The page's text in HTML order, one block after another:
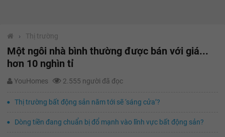
› Thị trường
Một ngôi nhà bình thường được bán với giá...
hơn 10 nghìn tỉ
YouHomes 2.555 người đã đọc
Thị trường bất động sản năm tới sẽ ‘sáng cửa’?
Dòng tiền đang chuẩn bị đổ mạnh vào lĩnh vực bất động sản?